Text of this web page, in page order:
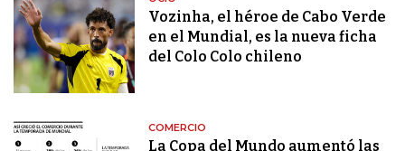
Vozinha, el héroe de Cabo Verde
en el Mundial, es la nueva ficha
del Colo Colo chileno
COMERCIO
La Copa del Mundo aumentó las